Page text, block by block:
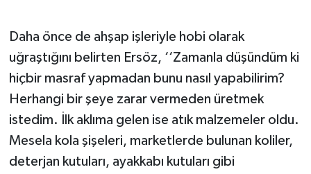
Daha önce de ahşap işleriyle hobi olarak
uğraştığını belirten Ersöz, ‘‘Zamanla düşündüm ki
hiçbir masraf yapmadan bunu nasıl yapabilirim?
Herhangi bir şeye zarar vermeden üretmek
istedim. İlk aklıma gelen ise atık malzemeler oldu.
Mesela kola şişeleri, marketlerde bulunan koliler,
deterjan kutuları, ayakkabı kutuları gibi